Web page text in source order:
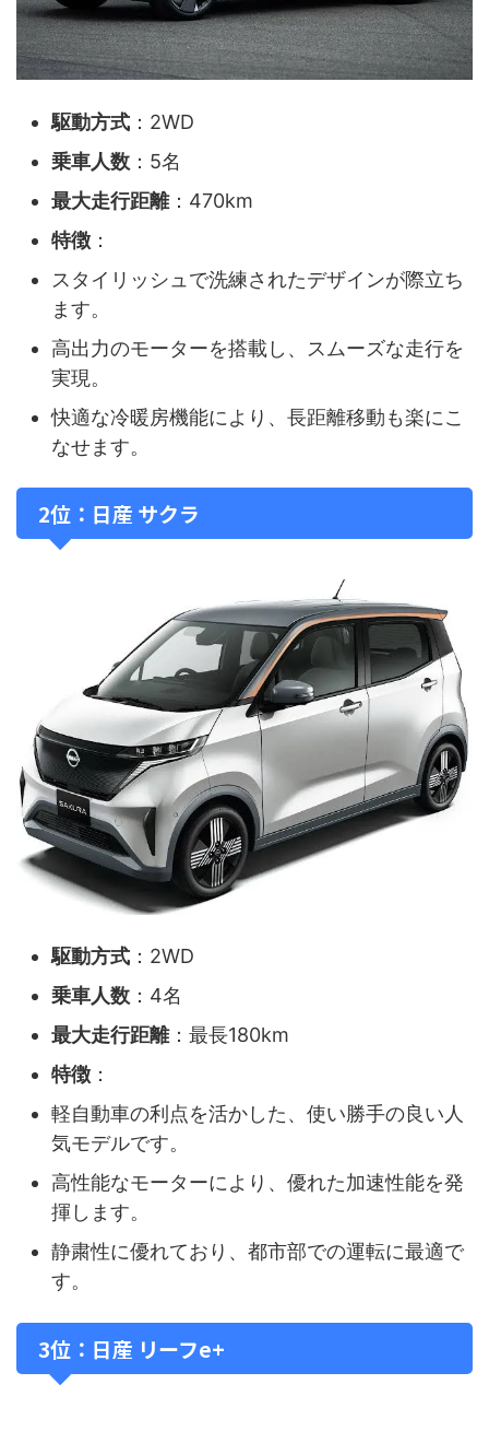
駆動方式 ：2WD
乗車人数 ：5名
最大走行距離：470km
特徴 ：
スタイリッシュで洗練されたデザインが際立ち
ます。
高出力のモーターを搭載し、スムーズな走行を
実現。
快適な冷暖房機能により、長距離移動も楽にこ
なせます。
2位：日産 サクラ
駆動方式 ：2WD
乗車人数 ：4名
最大走行距離：最長180km
特徴 ：
軽自動車の利点を活かした、使い勝手の良い人
気モデルです。
高性能なモーターにより、優れた加速性能を発
揮します。
静粛性に優れており、都市部での運転に最適で
す。
3位：日産 リーフe+